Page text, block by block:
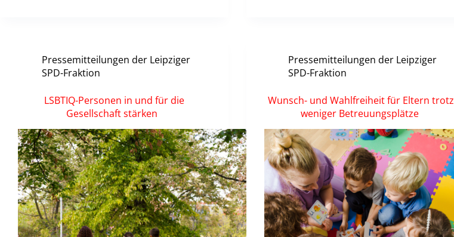
Pressemitteilungen der Leipziger
SPD-Fraktion
LSBTIQ-Personen in und für die
Gesellschaft stärken
Pressemitteilungen der Leipziger
SPD-Fraktion
Wunsch- und Wahlfreiheit für Eltern trotz
weniger Betreuungsplätze